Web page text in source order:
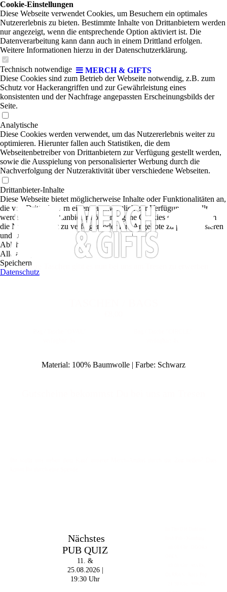
MERCH & GIFTS
Unsere Taschen gibt es nun bei uns am Tresen zu erwerben
Material: 100% Baumwolle | Farbe: Schwarz
Nächstes
PUB QUIZ
11. &
25.08.2026 |
19:30 Uhr
Cookie-Einstellungen
Diese Webseite verwendet Cookies, um Besuchern ein optimales
Nutzererlebnis zu bieten. Bestimmte Inhalte von Drittanbietern werden
nur angezeigt, wenn die entsprechende Option aktiviert ist. Die
Datenverarbeitung kann dann auch in einem Drittland erfolgen.
Weitere Informationen hierzu in der Datenschutzerklärung.
Technisch notwendige
Diese Cookies sind zum Betrieb der Webseite notwendig, z.B. zum
Schutz vor Hackerangriffen und zur Gewährleistung eines
konsistenten und der Nachfrage angepassten Erscheinungsbilds der
Seite.
Analytische
Diese Cookies werden verwendet, um das Nutzererlebnis weiter zu
optimieren. Hierunter fallen auch Statistiken, die dem
Webseitenbetreiber von Drittanbietern zur Verfügung gestellt werden,
sowie die Ausspielung von personalisierter Werbung durch die
Nachverfolgung der Nutzeraktivität über verschiedene Webseiten.
Drittanbieter-Inhalte
Diese Webseite bietet möglicherweise Inhalte oder Funktionalitäten an,
die von Drittanbietern eigenverantwortlich zur Verfügung gestellt
werden. Diese Drittanbieter können eigene Cookies setzen, z.B. um
die Nutzeraktivität zu verfolgen oder ihre Angebote zu personalisieren
und zu optimieren.
Ablehnen
Alle akzeptieren
Speichern
Datenschutz